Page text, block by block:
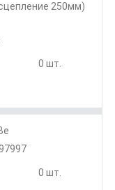
250мм)
0 шт.
0 шт.